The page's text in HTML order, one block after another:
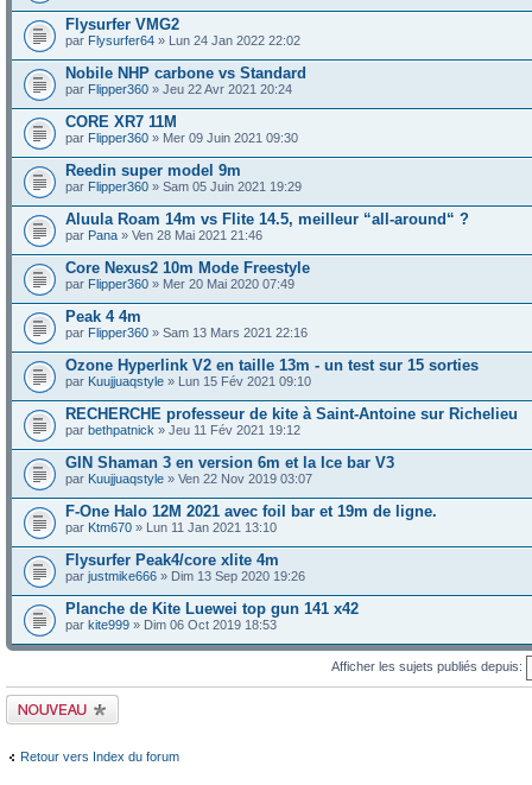
Flysurfer VMG2
par Flysurfer64 » Lun 24 Jan 2022 22:02
Nobile NHP carbone vs Standard
par Flipper360 » Jeu 22 Avr 2021 20:24
CORE XR7 11M
par Flipper360 » Mer 09 Juin 2021 09:30
Reedin super model 9m
par Flipper360 » Sam 05 Juin 2021 19:29
Aluula Roam 14m vs Flite 14.5, meilleur “all-around“ ?
par Pana » Ven 28 Mai 2021 21:46
Core Nexus2 10m Mode Freestyle
par Flipper360 » Mer 20 Mai 2020 07:49
Peak 4 4m
par Flipper360 » Sam 13 Mars 2021 22:16
Ozone Hyperlink V2 en taille 13m - un test sur 15 sorties
par Kuujjuaqstyle » Lun 15 Fév 2021 09:10
RECHERCHE professeur de kite à Saint-Antoine sur Richelieu
par bethpatnick » Jeu 11 Fév 2021 19:12
GIN Shaman 3 en version 6m et la Ice bar V3
par Kuujjuaqstyle » Ven 22 Nov 2019 03:07
F-One Halo 12M 2021 avec foil bar et 19m de ligne.
par Ktm670 » Lun 11 Jan 2021 13:10
Flysurfer Peak4/core xlite 4m
par justmike666 » Dim 13 Sep 2020 19:26
Planche de Kite Luewei top gun 141 x42
par kite999 » Dim 06 Oct 2019 18:53
Afficher les sujets publiés depuis:
Publier un nouveau
sujet
Retour vers Index du forum